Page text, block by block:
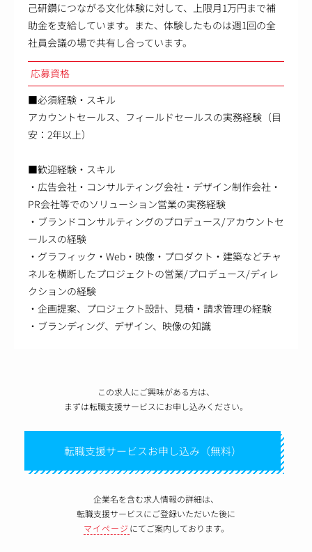
己研鑽につながる文化体験に対して、上限月1万円まで補
助金を支給しています。また、体験したものは週1回の全
社員会議の場で共有し合っています。
応募資格
■必須経験・スキル
アカウントセールス、フィールドセールスの実務経験（目
安：2年以上）
■歓迎経験・スキル
・広告会社・コンサルティング会社・デザイン制作会社・
PR会社等でのソリューション営業の実務経験
・ブランドコンサルティングのプロデュース/アカウントセ
ールスの経験
・グラフィック・Web・映像・プロダクト・建築などチャ
ネルを横断したプロジェクトの営業/プロデュース/ディレ
クションの経験
・企画提案、プロジェクト設計、見積・請求管理の経験
・ブランディング、デザイン、映像の知識
この求人にご興味がある方は、
まずは転職支援サービスにお申し込みください。
転職支援サービスお申し込み（無料）
企業名を含む求人情報の詳細は、
転職支援サービスにご登録いただいた後に
マイページ にてご案内しております。